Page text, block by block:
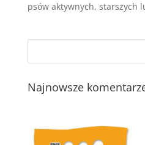
psów aktywnych, starszych
Najnowsze